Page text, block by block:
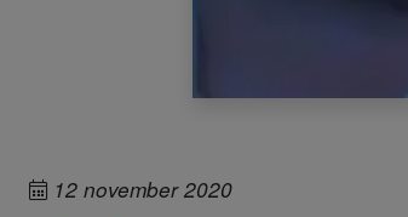
12 november 2020